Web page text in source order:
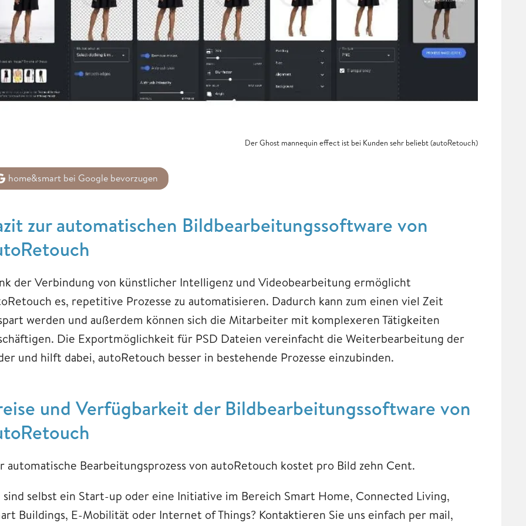
Der Ghost mannequin effect ist bei Kunden sehr beliebt (autoRetouch)
home&smart bei Google bevorzugen
​​​​​​​zur automatischen Bildbearbeitungssoftware von
der Verbindung von künstlicher Intelligenz und Videobearbeitung ermöglicht
es, repetitive Prozesse zu automatisieren. Dadurch kann zum einen viel Zeit
werden und außerdem können sich die Mitarbeiter mit komplexeren Tätigkeiten
Die Exportmöglichkeit für PSD Dateien vereinfacht die Weiterbearbeitung der
und hilft dabei, autoRetouch besser in bestehende Prozesse einzubinden.
und Verfügbarkeit der Bildbearbeitungssoftware von
automatische Bearbeitungsprozess von autoRetouch kostet pro Bild zehn Cent.
sind selbst ein Start-up oder eine Initiative im Bereich Smart Home, Connected Living,
Buildings, E-Mobilität oder Internet of Things? Kontaktieren Sie uns einfach per mail,